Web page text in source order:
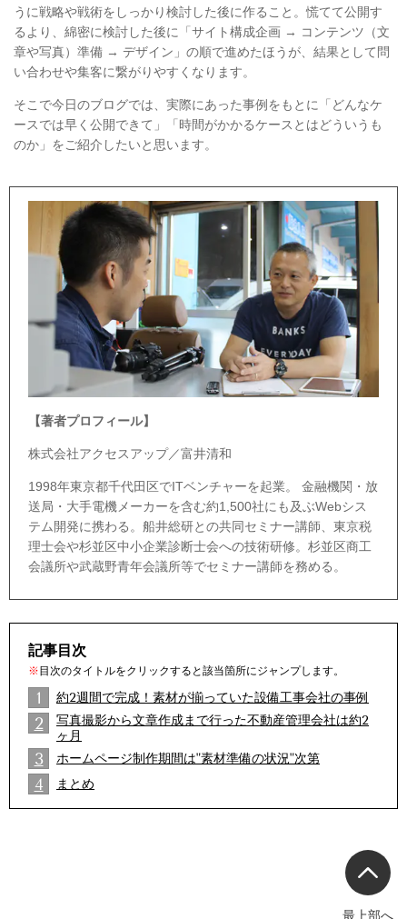
うに戦略や戦術をしっかり検討した後に作ること。慌てて公開す
るより、綿密に検討した後に「サイト構成企画 → コンテンツ（文
章や写真）準備 → デザイン」の順で進めたほうが、結果として問
い合わせや集客に繋がりやすくなります。
そこで今日のブログでは、実際にあった事例をもとに「どんなケ
ースでは早く公開できて」「時間がかかるケースとはどういうも
のか」をご紹介したいと思います。
【著者プロフィール】
株式会社アクセスアップ／富井清和
1998年東京都千代田区でITベンチャーを起業。 金融機関・放
送局・大手電機メーカーを含む約1,500社にも及ぶWebシス
テム開発に携わる。船井総研との共同セミナー講師、東京税
理士会や杉並区中小企業診断士会への技術研修。杉並区商工
会議所や武蔵野青年会議所等でセミナー講師を務める。
記事目次
※ 目次のタイトルをクリックすると該当箇所にジャンプします。
1 約2週間で完成！素材が揃っていた設備工事会社の事例
2
2
写真撮影から文章作成まで行った不動産管理会社は約2
ヶ月
3
2
ホームページ制作期間は"素材準備の状況"次第
4
2
まとめ